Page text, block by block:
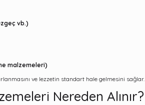
vb.)
malzemeleri)
ve lezzetin standart hale gelmesini sağlar.
Nereden Alınır?